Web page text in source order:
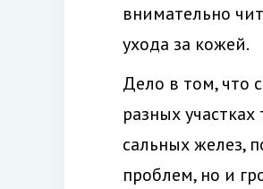
внимательно
ухода за кожей.
Дело в том, что
разных
сальных желез,
проблем, но и